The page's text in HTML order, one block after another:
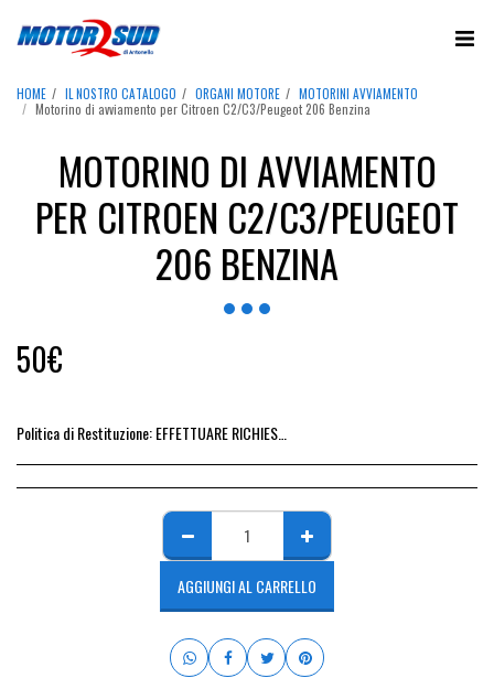
HOME IL NOSTRO CATALOGO ORGANI MOTORE
MOTORINI AVVIAMENTO
Motorino di avviamento per Citroen C2/C3/Peugeot 206 Benzina
MOTORINO DI AVVIAMENTO
PER CITROEN C2/C3/PEUGEOT
206 BENZINA
50€
Politica di Restituzione:EFFETTUARE RICHIESTA DI RESO ENTRO 14 GIORNI DALL&#039;ACQUISTO DEL RICAMBIO, IL RIMBORSO VIENE EMESSO ALLA CONSEGNA DEL RICAMBIO IN SEDE.
AGGIUNGI AL CARRELLO